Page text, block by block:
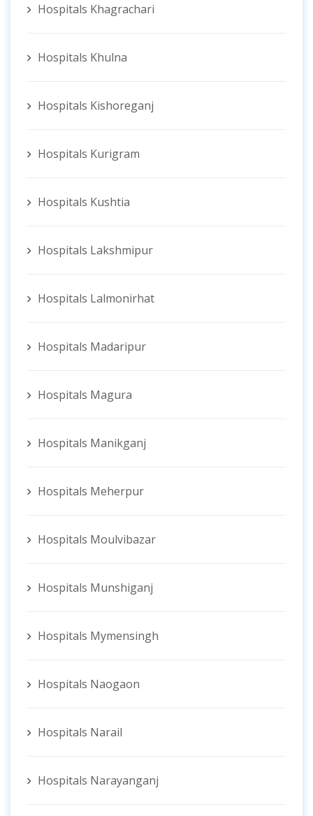
Hospitals Khagrachari
Hospitals Khulna
Hospitals Kishoreganj
Hospitals Kurigram
Hospitals Kushtia
Hospitals Lakshmipur
Hospitals Lalmonirhat
Hospitals Madaripur
Hospitals Magura
Hospitals Manikganj
Hospitals Meherpur
Hospitals Moulvibazar
Hospitals Munshiganj
Hospitals Mymensingh
Hospitals Naogaon
Hospitals Narail
Hospitals Narayanganj